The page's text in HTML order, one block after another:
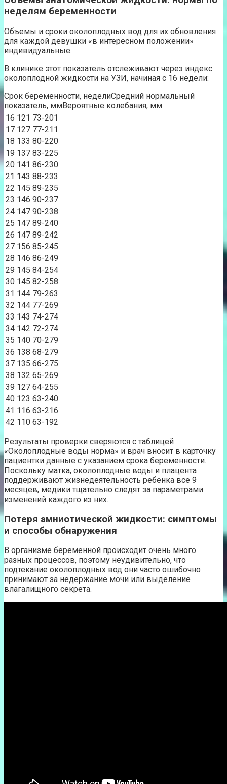
неделям беременности
Объемы и сроки околоплодных вод для их обновления
для каждой девушки «в интересном положении»
индивидуальные.
В клинике этот показатель отслеживают через индекс
околоплодной жидкости на УЗИ, начиная с 16 недели:
Срок беременности, неделиСредний нормальный
показатель, ммВероятные колебания, мм
16 121 73-201
17 127 77-211
18 133 80-220
19 137 83-225
20 141 86-230
21 143 88-233
22 145 89-235
23 146 90-237
24 147 90-238
25 147 89-240
26 147 89-242
27 156 85-245
28 146 86-249
29 145 84-254
30 145 82-258
31 144 79-263
32 144 77-269
33 143 74-274
34 142 72-274
35 140 70-279
36 138 68-279
37 135 66-275
38 132 65-269
39 127 64-255
40 123 63-240
41 116 63-216
42 110 63-192
Результаты проверки сверяются с таблицей
«Околоплодные воды норма» и врач вносит в карточку
пациентки данные с указанием срока беременности.
Поскольку матка, околоплодные воды и плацента
поддерживают жизнедеятельность ребенка все 9
месяцев, медики тщательно следят за параметрами
изменений каждого из них.
Потеря амниотической жидкости: симптомы
и способы обнаружения
В организме беременной происходит очень много
разных процессов, поэтому неудивительно, что
подтекание околоплодных вод они часто ошибочно
принимают за недержание мочи или выделение
влагалищного секрета.